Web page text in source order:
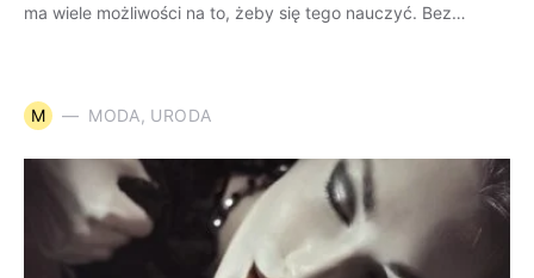
ma wiele możliwości na to, żeby się tego nauczyć. Bez…
M MODA, URODA